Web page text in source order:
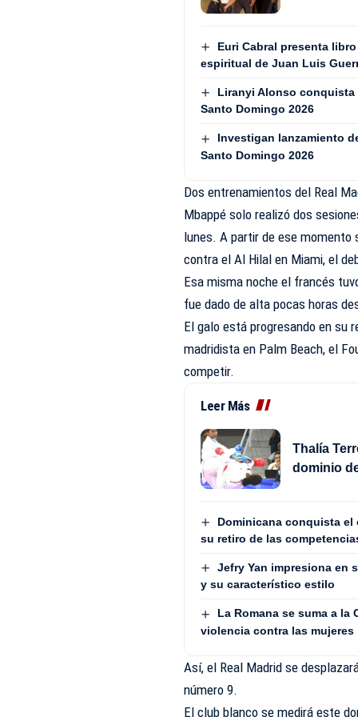
Euri Cabral presenta
espiritual de Juan Luis
Liranyi Alonso
Santo Domingo 2026
Investigan lanzamiento
Santo Domingo 2026
Dos entrenamientos del Real
Mbappé solo realizó dos
lunes. A partir de ese momento
contra el Al Hilal en Miami, el
Esa misma noche el francés
fue dado de alta pocas horas
El galo está progresando en su
madridista en Palm Beach, el
competir.
Leer Más
Thalía
dominio
Dominicana conquista el
su retiro de las
Jefry Yan impresiona en
y su característico estilo
La Romana se suma a
violencia contra las mujeres
Así, el Real Madrid se
número 9.
El club blanco se medirá este